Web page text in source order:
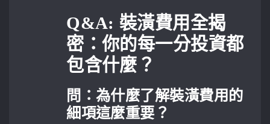
Q&A:⁤ 裝潢費用全揭
密：你的每一分投資都
包含什麼？
問：為什麼了解裝潢費用的
細項這麼重要？